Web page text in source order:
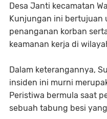
Desa Janti kecamatan
Kunjungan ini bertujuan
penanganan korban
keamanan kerja di
‎​Dalam keterangannya,
insiden ini murni
Peristiwa bermula saat
sebuah tabung besi